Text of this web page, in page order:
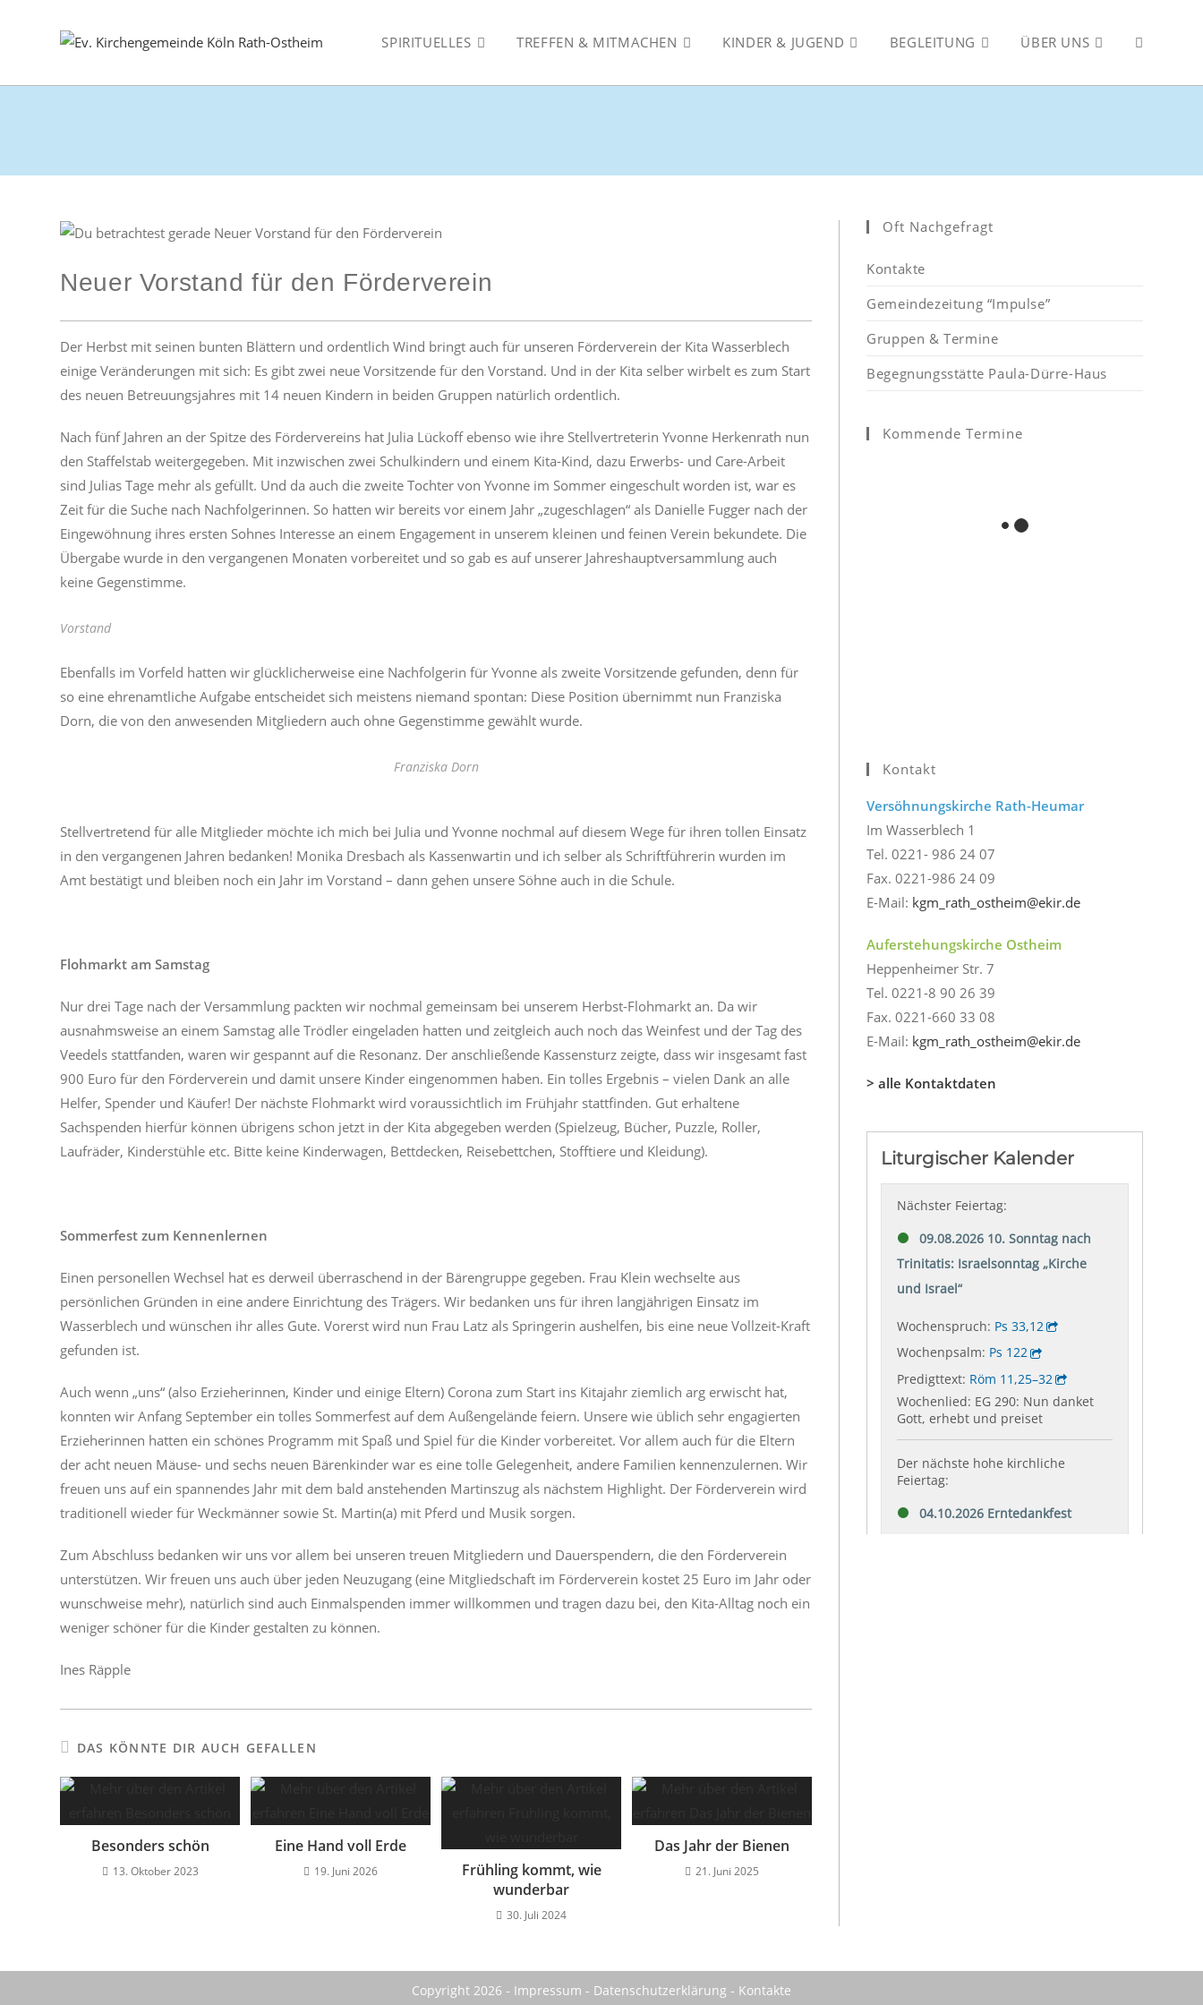
SPIRITUELLES TREFFEN & MITMACHEN KINDER & JUGEND BEGLEITUNG ÜBER UNS WEBSITE-
Neuer Vorstand für den Förderverein
Der Herbst mit seinen bunten Blättern und ordentlich Wind bringt auch für unseren Förderverein der Kita Wasserblech
einige Veränderungen mit sich: Es gibt zwei neue Vorsitzende für den Vorstand. Und in der Kita selber wirbelt es zum Start
des neuen Betreuungsjahres mit 14 neuen Kindern in beiden Gruppen natürlich ordentlich.
Nach fünf Jahren an der Spitze des Fördervereins hat Julia Lückoff ebenso wie ihre Stellvertreterin Yvonne Herkenrath nun
den Staffelstab weitergegeben. Mit inzwischen zwei Schulkindern und einem Kita-Kind, dazu Erwerbs- und Care-Arbeit
sind Julias Tage mehr als gefüllt. Und da auch die zweite Tochter von Yvonne im Sommer eingeschult worden ist, war es
Zeit für die Suche nach Nachfolgerinnen. So hatten wir bereits vor einem Jahr „zugeschlagen“ als Danielle Fugger nach der
Eingewöhnung ihres ersten Sohnes Interesse an einem Engagement in unserem kleinen und feinen Verein bekundete. Die
Übergabe wurde in den vergangenen Monaten vorbereitet und so gab es auf unserer Jahreshauptversammlung auch
keine Gegenstimme.
Vorstand
Ebenfalls im Vorfeld hatten wir glücklicherweise eine Nachfolgerin für Yvonne als zweite Vorsitzende gefunden, denn für
so eine ehrenamtliche Aufgabe entscheidet sich meistens niemand spontan: Diese Position übernimmt nun Franziska
Dorn, die von den anwesenden Mitgliedern auch ohne Gegenstimme gewählt wurde.
Franziska Dorn
Stellvertretend für alle Mitglieder möchte ich mich bei Julia und Yvonne nochmal auf diesem Wege für ihren tollen Einsatz
in den vergangenen Jahren bedanken! Monika Dresbach als Kassenwartin und ich selber als Schriftführerin wurden im
Amt bestätigt und bleiben noch ein Jahr im Vorstand – dann gehen unsere Söhne auch in die Schule.
Flohmarkt am Samstag
Nur drei Tage nach der Versammlung packten wir nochmal gemeinsam bei unserem Herbst-Flohmarkt an. Da wir
ausnahmsweise an einem Samstag alle Trödler eingeladen hatten und zeitgleich auch noch das Weinfest und der Tag des
Veedels stattfanden, waren wir gespannt auf die Resonanz. Der anschließende Kassensturz zeigte, dass wir insgesamt fast
900 Euro für den Förderverein und damit unsere Kinder eingenommen haben. Ein tolles Ergebnis – vielen Dank an alle
Helfer, Spender und Käufer! Der nächste Flohmarkt wird voraussichtlich im Frühjahr stattfinden. Gut erhaltene
Sachspenden hierfür können übrigens schon jetzt in der Kita abgegeben werden (Spielzeug, Bücher, Puzzle, Roller,
Laufräder, Kinderstühle etc. Bitte keine Kinderwagen, Bettdecken, Reisebettchen, Stofftiere und Kleidung).
Sommerfest zum Kennenlernen
Einen personellen Wechsel hat es derweil überraschend in der Bärengruppe gegeben. Frau Klein wechselte aus
persönlichen Gründen in eine andere Einrichtung des Trägers. Wir bedanken uns für ihren langjährigen Einsatz im
Wasserblech und wünschen ihr alles Gute. Vorerst wird nun Frau Latz als Springerin aushelfen, bis eine neue Vollzeit-Kraft
gefunden ist.
Auch wenn „uns“ (also Erzieherinnen, Kinder und einige Eltern) Corona zum Start ins Kitajahr ziemlich arg erwischt hat,
konnten wir Anfang September ein tolles Sommerfest auf dem Außengelände feiern. Unsere wie üblich sehr engagierten
Erzieherinnen hatten ein schönes Programm mit Spaß und Spiel für die Kinder vorbereitet. Vor allem auch für die Eltern
der acht neuen Mäuse- und sechs neuen Bärenkinder war es eine tolle Gelegenheit, andere Familien kennenzulernen. Wir
freuen uns auf ein spannendes Jahr mit dem bald anstehenden Martinszug als nächstem Highlight. Der Förderverein wird
traditionell wieder für Weckmänner sowie St. Martin(a) mit Pferd und Musik sorgen.
Zum Abschluss bedanken wir uns vor allem bei unseren treuen Mitgliedern und Dauerspendern, die den Förderverein
unterstützen. Wir freuen uns auch über jeden Neuzugang (eine Mitgliedschaft im Förderverein kostet 25 Euro im Jahr oder
wunschweise mehr), natürlich sind auch Einmalspenden immer willkommen und tragen dazu bei, den Kita-Alltag noch ein
weniger schöner für die Kinder gestalten zu können.
Ines Räpple
DAS KÖNNTE DIR AUCH GEFALLEN
Besonders schön
13. Oktober 2023
Eine Hand voll Erde
19. Juni 2026
Frühling kommt, wie
wunderbar
30. Juli 2024
Das Jahr der Bienen
21. Juni 2025
Oft Nachgefragt
Kontakte
Gemeindezeitung “Impulse”
Gruppen & Termine
Begegnungsstätte Paula-Dürre-Haus
Kommende Termine
Kontakt
Versöhnungskirche Rath-Heumar
Im Wasserblech 1
Tel. 0221- 986 24 07
Fax. 0221-986 24 09
E-Mail: kgm_rath_ostheim@ekir.de
Auferstehungskirche Ostheim
Heppenheimer Str. 7
Tel. 0221-8 90 26 39
Fax. 0221-660 33 08
E-Mail: kgm_rath_ostheim@ekir.de
> alle Kontaktdaten
Copyright 2026 - Impressum - Datenschutzerklärung - Kontakte